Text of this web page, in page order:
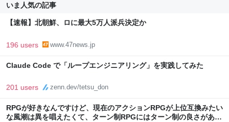
いま人気の記事
【速報】北朝鮮、ロに最大5万人派兵決定か
196 users www.47news.jp
Claude Code で「ループエンジニアリング」を実践してみた
201 users zenn.dev/tetsu_don
RPGが好きなんですけど、現在のアクションRPGが上位互換みたい
な風潮は異を唱えたくて、ターン制RPGにはターン制の良さがある